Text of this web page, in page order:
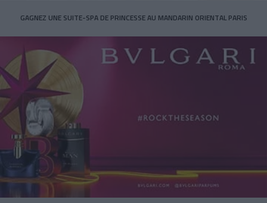
GAGNEZ UNE SUITE-SPA DE PRINCESSE AU MANDARIN ORIENTAL PARIS